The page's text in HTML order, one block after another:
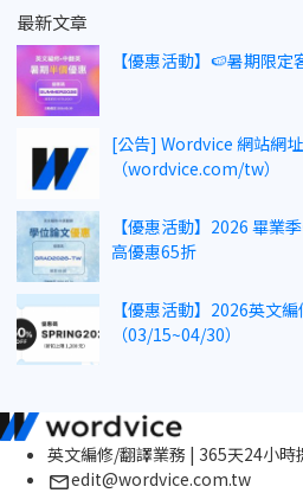
最新文章
【優惠活動】🍉暑期限
[公告] Wordvice 網站網
（wordvice.com/tw）
【優惠活動】2026 畢業
高優惠65折
【優惠活動】2026英文
（03/15~04/30）
英文編修/翻譯業務 | 365天24小時
edit@wordvice.com.tw